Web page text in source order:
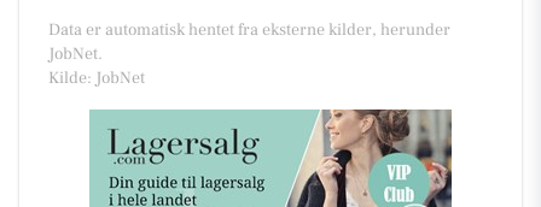
Data er automatisk hentet fra eksterne kilder, herunder
JobNet.
Kilde: JobNet